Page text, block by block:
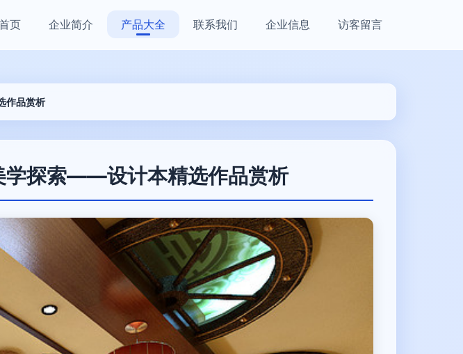
页 企业简介 产品大全 联系我们 企业信息 访客留言
作品赏析
学探索——设计本精选作品赏析